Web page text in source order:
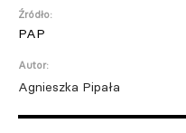
Źródło:
PAP
Autor:
Agnieszka Pipała